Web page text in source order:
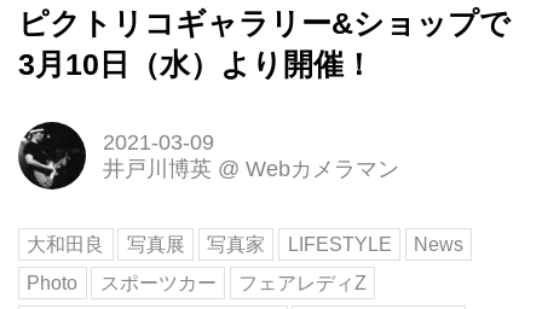
ピクトリコギャラリー&ショップで
3月10日（水）より開催！
2021-03-09
井戸川博英 @ Webカメラマン
大和田良 写真展 写真家 LIFESTYLE
News
Photo
スポーツカー
フェアレディZ